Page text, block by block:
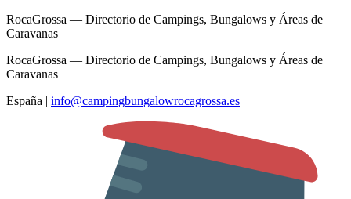
RocaGrossa — Directorio de Campings, Bungalows y Áreas de
Caravanas
RocaGrossa — Directorio de Campings, Bungalows y Áreas de
Caravanas
España | info@campingbungalowrocagrossa.es